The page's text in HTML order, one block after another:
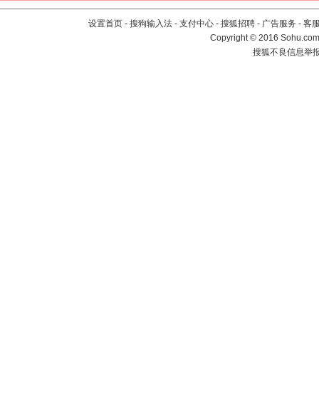
设置首页 - 搜狗输入法 - 支付中心 - 搜狐招聘 - 广告服务 - 客
Copyright©2016
搜狐不良信息举